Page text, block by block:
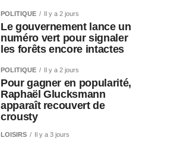
POLITIQUE Il y a 2 jours
Le gouvernement lance un
numéro vert pour signaler
les forêts encore intactes
POLITIQUE Il y a 2 jours
Pour gagner en popularité,
Raphaël Glucksmann
apparaît recouvert de
crousty
LOISIRS Il y a 3 jours